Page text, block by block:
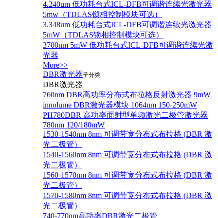
4.240um 低功耗台式ICL-DFB可调谐连续光激光器
5mw（TDLAS锁相控制模块可选）
3.348um 低功耗台式ICL-DFB可调谐连续光激光器
5mW（TDLAS锁相控制模块可选）
3700nm 5mW 低功耗台式ICL-DFB可调谐连续光激
光器
More>>
DBR激光器子分类
DBR激光器
760nm DBR高功率分布式布拉格反射激光器 9mW
innolume DBR激光器模块 1064nm 150-250mW
PH780DBR 高功率面射型单频激光二极管激光器
780nm 120/180mW
1530-1540nm 8nm 可调带宽分布式布拉格 (DBR 激
光二极管）
1540-1560nm 8nm 可调带宽分布式布拉格 (DBR 激
光二极管）
1560-1570nm 8nm 可调带宽分布式布拉格 (DBR 激
光二极管）
1570-1580nm 8nm 可调带宽分布式布拉格 (DBR 激
光二极管）
740-770nm高功率DBR激光二极管